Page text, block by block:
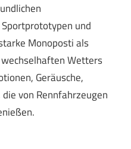
und
Monoposti als
Wetters
Geräusche,
von Rennfahrzeugen